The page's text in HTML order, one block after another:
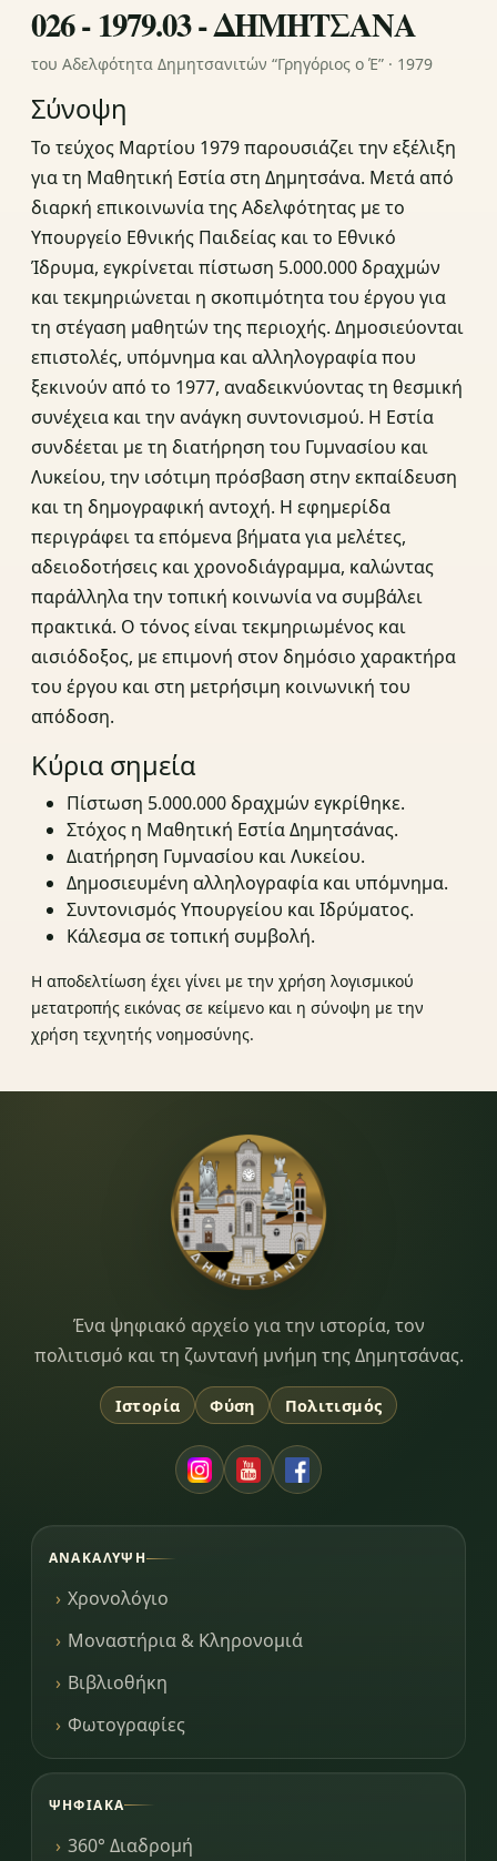
026 - 1979.03 - ΔΗΜΗΤΣΑΝΑ
του Αδελφότητα Δημητσανιτών “Γρηγόριος ο Έ” · 1979
Σύνοψη
Το τεύχος Μαρτίου 1979 παρουσιάζει την εξέλιξη
για τη Μαθητική Εστία στη Δημητσάνα. Μετά από
διαρκή επικοινωνία της Αδελφότητας με το
Υπουργείο Εθνικής Παιδείας και το Εθνικό
Ίδρυμα, εγκρίνεται πίστωση 5.000.000 δραχμών
και τεκμηριώνεται η σκοπιμότητα του έργου για
τη στέγαση μαθητών της περιοχής. Δημοσιεύονται
επιστολές, υπόμνημα και αλληλογραφία που
ξεκινούν από το 1977, αναδεικνύοντας τη θεσμική
συνέχεια και την ανάγκη συντονισμού. Η Εστία
συνδέεται με τη διατήρηση του Γυμνασίου και
Λυκείου, την ισότιμη πρόσβαση στην εκπαίδευση
και τη δημογραφική αντοχή. Η εφημερίδα
περιγράφει τα επόμενα βήματα για μελέτες,
αδειοδοτήσεις και χρονοδιάγραμμα, καλώντας
παράλληλα την τοπική κοινωνία να συμβάλει
πρακτικά. Ο τόνος είναι τεκμηριωμένος και
αισιόδοξος, με επιμονή στον δημόσιο χαρακτήρα
του έργου και στη μετρήσιμη κοινωνική του
απόδοση.
Κύρια σημεία
Πίστωση 5.000.000 δραχμών εγκρίθηκε.
Στόχος η Μαθητική Εστία Δημητσάνας.
Διατήρηση Γυμνασίου και Λυκείου.
Δημοσιευμένη αλληλογραφία και υπόμνημα.
Συντονισμός Υπουργείου και Ιδρύματος.
Κάλεσμα σε τοπική συμβολή.
Η αποδελτίωση έχει γίνει με την χρήση λογισμικού
μετατροπής εικόνας σε κείμενο και η σύνοψη με την
χρήση τεχνητής νοημοσύνης.
Dimitsana.gr
Ένα ψηφιακό αρχείο για την ιστορία, τον
πολιτισμό και τη ζωντανή μνήμη της Δημητσάνας.
Ιστορία Φύση Πολιτισμός
ΑΝΑΚΆΛΥΨΗ
Χρονολόγιο
Μοναστήρια & Κληρονομιά
Βιβλιοθήκη
Φωτογραφίες
ΨΗΦΙΑΚΆ
360° Διαδρομή